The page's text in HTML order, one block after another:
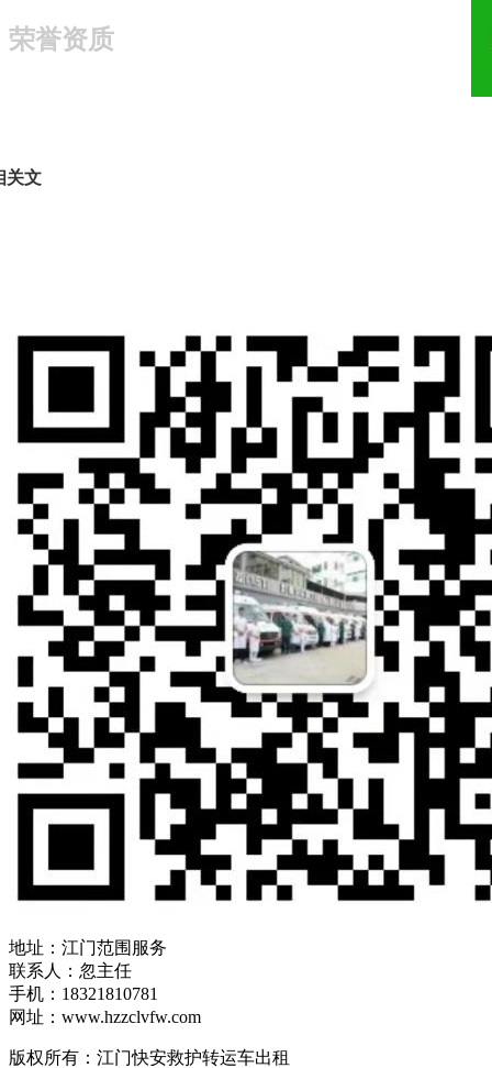
18321810781
荣誉资质
关文
地址：江门范围服务
联系人：忽主任
手机：18321810781
网址：www.hzzclvfw.com
版权所有：江门快安救护转运车出租